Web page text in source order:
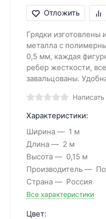
Отложить
Грядки изготовлены
металла с
0,5 мм, каждая
ребер жесткости,
завальцованы.
Написать
Характеристики:
Ширина
1 м
Длина
2 м
Высота
0,15 м
Производитель
Страна
Россия
Все характеристики
Цвет: